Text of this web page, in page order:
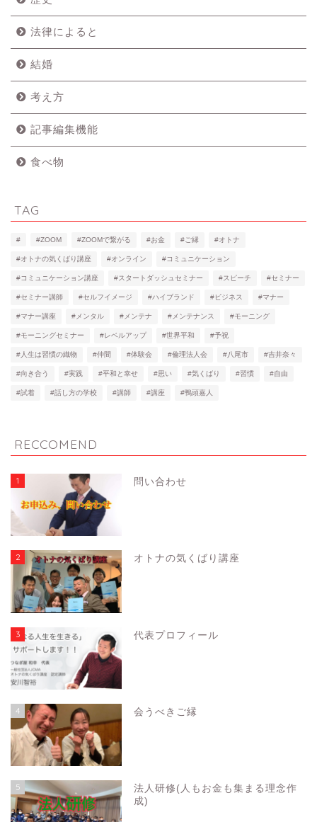
法律によると
結婚
考え方
記事編集機能
食べ物
TAG
# #ZOOM #ZOOMで繋がる #お金 #ご縁 #オトナ
#オトナの気くばり講座 #オンライン #コミュニケーション
#コミュニケーション講座 #スタートダッシュセミナー #スピーチ #セミナー
#セミナー講師 #セルフイメージ #ハイブランド #ビジネス #マナー
#マナー講座 #メンタル #メンテナ #メンテナンス #モーニング
#モーニングセミナー #レベルアップ #世界平和 #予祝
#人生は習慣の織物 #仲間 #体験会 #倫理法人会 #八尾市 #吉井奈々
#向き合う #実践 #平和と幸せ #思い #気くばり #習慣 #自由
#試着 #話し方の学校 #講師 #講座 #鴨頭嘉人
RECCOMEND
1 問い合わせ
2 オトナの気くばり講座
3 代表プロフィール
4 会うべきご縁
5
法人研修(人もお金も集まる理念作
成)